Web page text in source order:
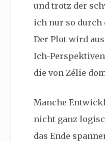
und trotz der
ich nur so durch
Der Plot wird
Ich-
die von Zélie
Manche
nicht ganz
das Ende